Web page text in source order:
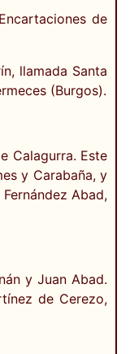
de
llamada Santa
(Burgos).
Calagurra. Este
y Carabaña, y
Abad,
y Juan Abad.
de Cerezo,